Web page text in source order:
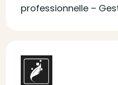
professionnelle –